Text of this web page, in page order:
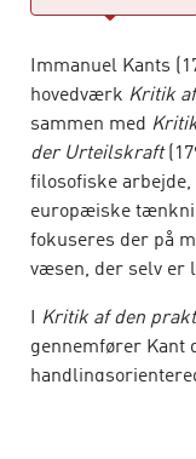
Immanuel Kants
hovedværk Kritik
sammen med
der Urteilskraft
filosofiske
europæiske
fokuseres der på
væsen, der selv er
I Kritik af den
gennemfører Kant